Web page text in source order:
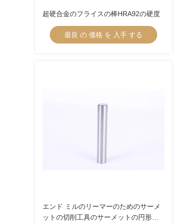
超硬合金のフライスの棒HRA92の硬度
最良 の 価格 を 入手 する
エンド ミルのリーマーのためのサーメ
ットの切削工具のサーメットの円形の